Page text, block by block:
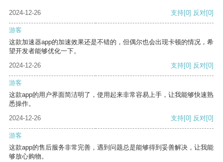
2024-12-26 支持[0] 反对[0]
游客
这款加速器app的加速效果还是不错的，但偶尔也会出现卡顿的情况，希
望开发者能够优化一下。
2024-12-26
支持[0] 反对[0]
游客
这款app的用户界面简洁明了，使用起来非常容易上手，让我能够快速熟
悉操作。
2024-12-26
支持[0] 反对[0]
游客
这款app的售后服务非常完善，遇到问题总是能够得到妥善解决，让我能
够放心购物。